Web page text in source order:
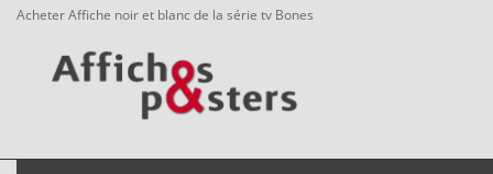
Acheter Affiche noir et blanc de la série tv Bones